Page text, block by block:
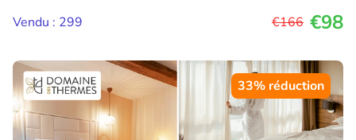
Vendu : 299
€166 €98
33% réduction